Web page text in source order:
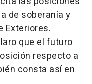
de soberanía y
Exteriores.
que el futuro
respecto a
consta así en